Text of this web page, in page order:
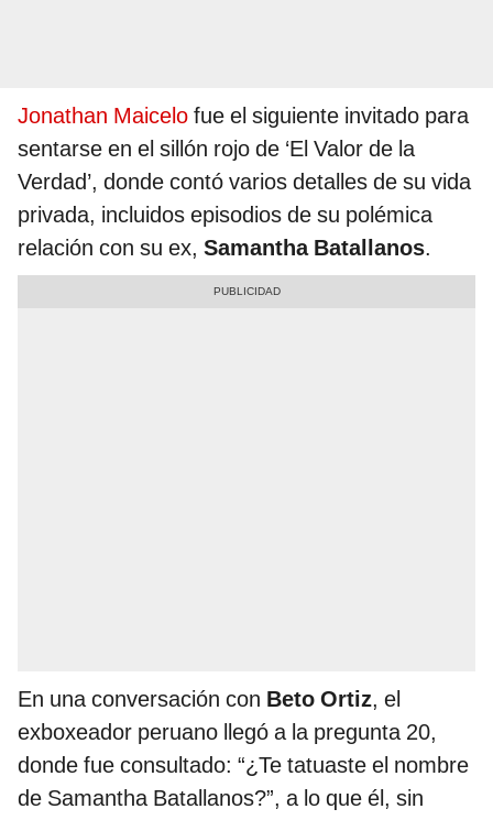
Jonathan Maicelo fue el siguiente invitado para
sentarse en el sillón rojo de ‘El Valor de la
Verdad’, donde contó varios detalles de su vida
privada, incluidos episodios de su polémica
relación con su ex, Samantha Batallanos.
En una conversación con Beto Ortiz, el
exboxeador peruano llegó a la pregunta 20,
donde fue consultado: “¿Te tatuaste el nombre
de Samantha Batallanos?”, a lo que él, sin